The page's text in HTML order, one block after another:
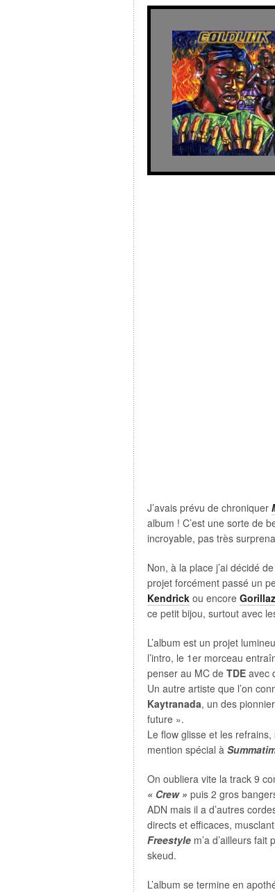
J’avais prévu de chroniquer
album ! C’est une sorte de
incroyable, pas très
Non, à la place j’ai décidé
projet forcément passé un
Kendrick ou encore Gorillaz
ce petit bijou, surtout avec
L’album est un projet
l’intro, le 1er morceau
penser au MC de TDE avec
Un autre artiste que l’on
Kaytranada, un des
future ».
Le flow glisse et les
mention spécial à
On oubliera vite la track 9
« Crew » puis 2 gros
ADN mais il a d’autres
directs et efficaces,
Freestyle m’a d’ailleurs fait
skeud.
L’album se termine en